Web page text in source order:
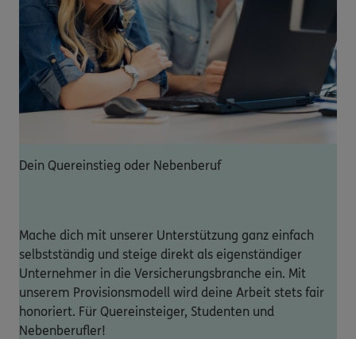
Dein Quereinstieg oder Nebenberuf
Mache dich mit unserer Unterstützung ganz einfach
selbstständig und steige direkt als eigenständiger
Unternehmer in die Versicherungsbranche ein. Mit
unserem Provisionsmodell wird deine Arbeit stets fair
honoriert. Für Quereinsteiger, Studenten und
Nebenberufler!